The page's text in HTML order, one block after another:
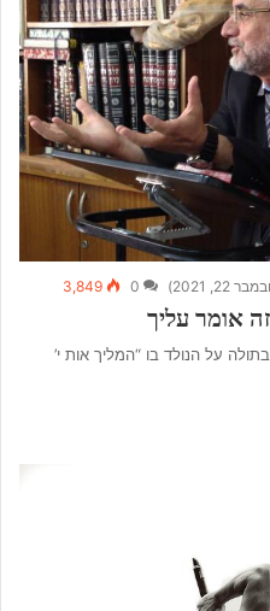
2021)
0
3,849
אומר עליך
על הנולד בו “המליך אות י’